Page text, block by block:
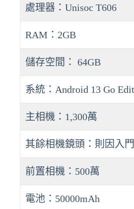
處理器：Unisoc T606
RAM：2GB
儲存空間： 64GB
系統：Android 13 Go
主相機：1,300萬
其餘相機鏡頭：則因入
前置相機：500萬
電池：50000mAh